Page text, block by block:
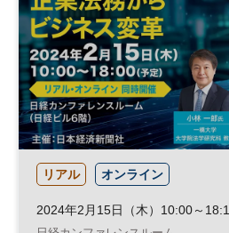
リアル オンライン
2024年2月15日（木）10:00～